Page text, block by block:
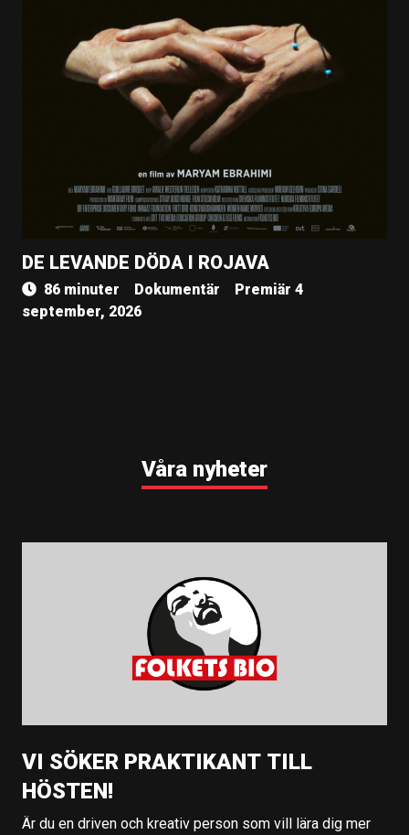
DE LEVANDE DÖDA I ROJAVA
86 minuter Dokumentär
Premiär 4
september, 2026
Våra nyheter
VI SÖKER PRAKTIKANT TILL
HÖSTEN!
Är du en driven och kreativ person som vill lära dig mer